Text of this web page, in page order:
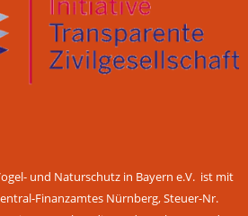
und Naturschutz in Bayern e.V. ist mit
Finanzamtes Nürnberg, Steuer-Nr.